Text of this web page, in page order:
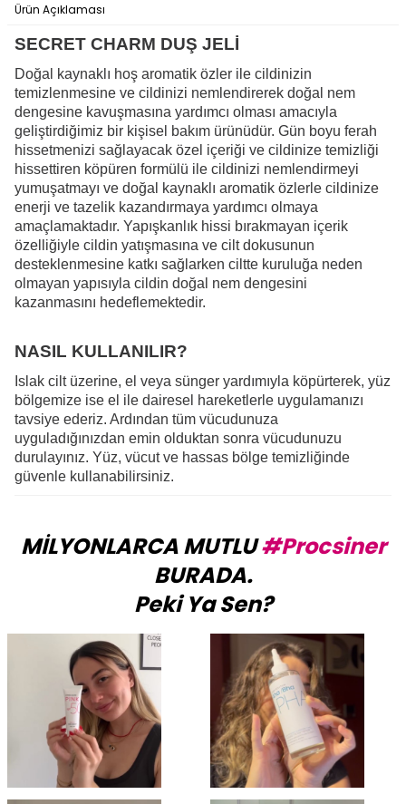
Ürün Açıklaması
SECRET CHARM DUŞ JELİ
Doğal kaynaklı hoş aromatik özler ile cildinizin
temizlenmesine ve cildinizi nemlendirerek doğal nem
dengesine kavuşmasına yardımcı olması amacıyla
geliştirdiğimiz bir kişisel bakım ürünüdür. Gün boyu ferah
hissetmenizi sağlayacak özel içeriği ve cildinize temizliği
hissettiren köpüren formülü ile cildinizi nemlendirmeyi
yumuşatmayı ve doğal kaynaklı aromatik özlerle cildinize
enerji ve tazelik kazandırmaya yardımcı olmaya
amaçlamaktadır. Yapışkanlık hissi bırakmayan içerik
özelliğiyle cildin yatışmasına ve cilt dokusunun
desteklenmesine katkı sağlarken ciltte kuruluğa neden
olmayan yapısıyla cildin doğal nem dengesini
kazanmasını hedeflemektedir.
NASIL KULLANILIR?
Islak cilt üzerine, el veya sünger yardımıyla köpürterek, yüz
bölgemize ise el ile dairesel hareketlerle uygulamanızı
tavsiye ederiz. Ardından tüm vücudunuza
uyguladığınızdan emin olduktan sonra vücudunuzu
durulayınız. Yüz, vücut ve hassas bölge temizliğinde
güvenle kullanabilirsiniz.
MİLYONLARCA MUTLU#Procsiner
BURADA.
Peki Ya Sen?